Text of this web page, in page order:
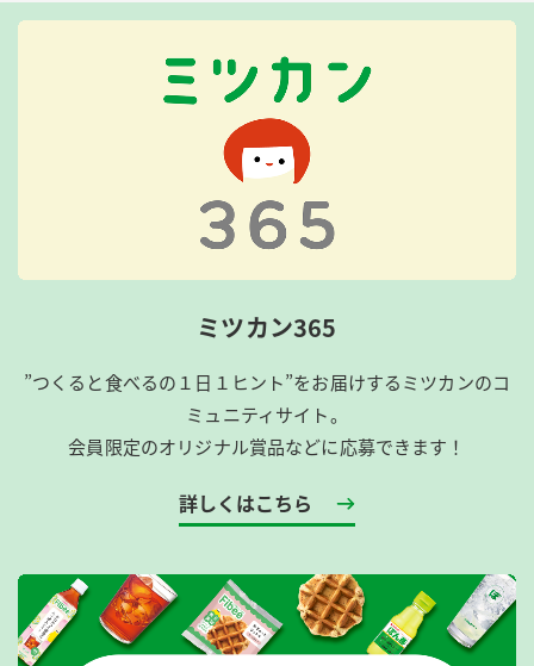
ミツカン365
”つくると食べるの１日１ヒント”をお届けするミツカンのコ
ミュニティサイト。
会員限定のオリジナル賞品などに応募できます！
詳しくはこちら